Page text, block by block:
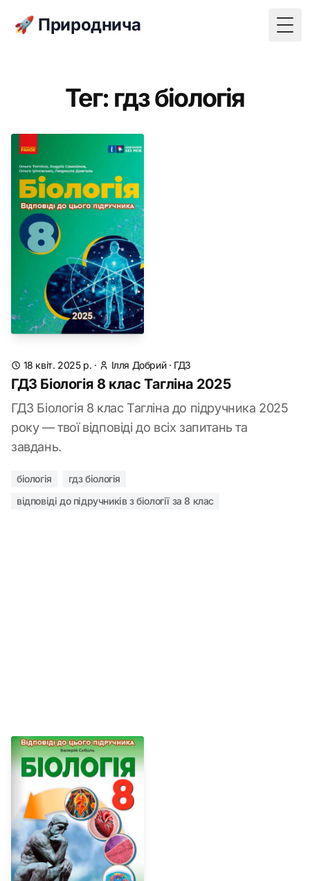
🚀 Природнича
Тег: гдз біологія
18 квіт. 2025 р. · Ілля Добрий· ГДЗ
ГДЗ Біологія 8 клас Тагліна 2025
ГДЗ Біологія 8 клас Тагліна до підручника 2025
року — твої відповіді до всіх запитань та
завдань.
біологія
гдз біологія
відповіді до підручників з біології за 8 клас